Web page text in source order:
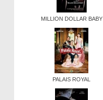
MILLION DOLLAR BABY
PALAIS ROYAL